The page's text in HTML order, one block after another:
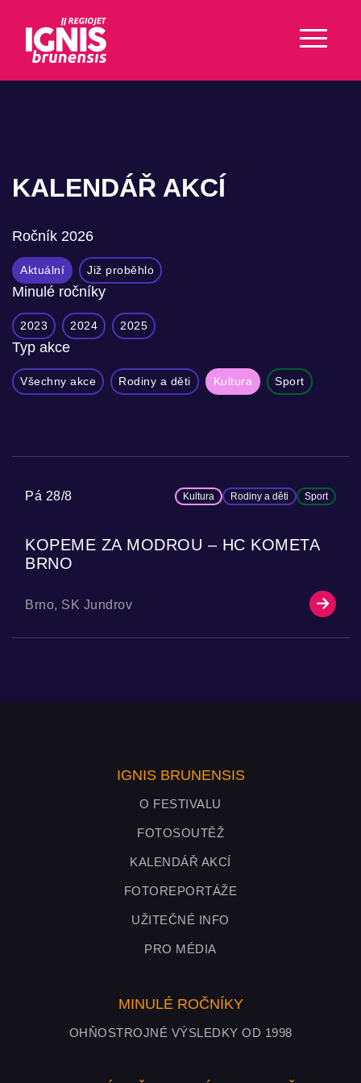
KALENDÁŘ AKCÍ
Typ akce
Všechny akce Rodiny a děti Kultura Sport
Ročník 2026
Aktuální Již proběhlo
Minulé ročníky
2023 2024 2025
Pá 28/8 Kultura Rodiny a děti Sport
KOPEME ZA MODROU – HC KOMETA
BRNO
Brno, SK Jundrov
IGNIS BRUNENSIS
O FESTIVALU
FOTOSOUTĚŽ
KALENDÁŘ AKCÍ
FOTOREPORTÁŽE
UŽITEČNÉ INFO
PRO MÉDIA
MINULÉ ROČNÍKY
OHŇOSTROJNÉ VÝSLEDKY OD 1998